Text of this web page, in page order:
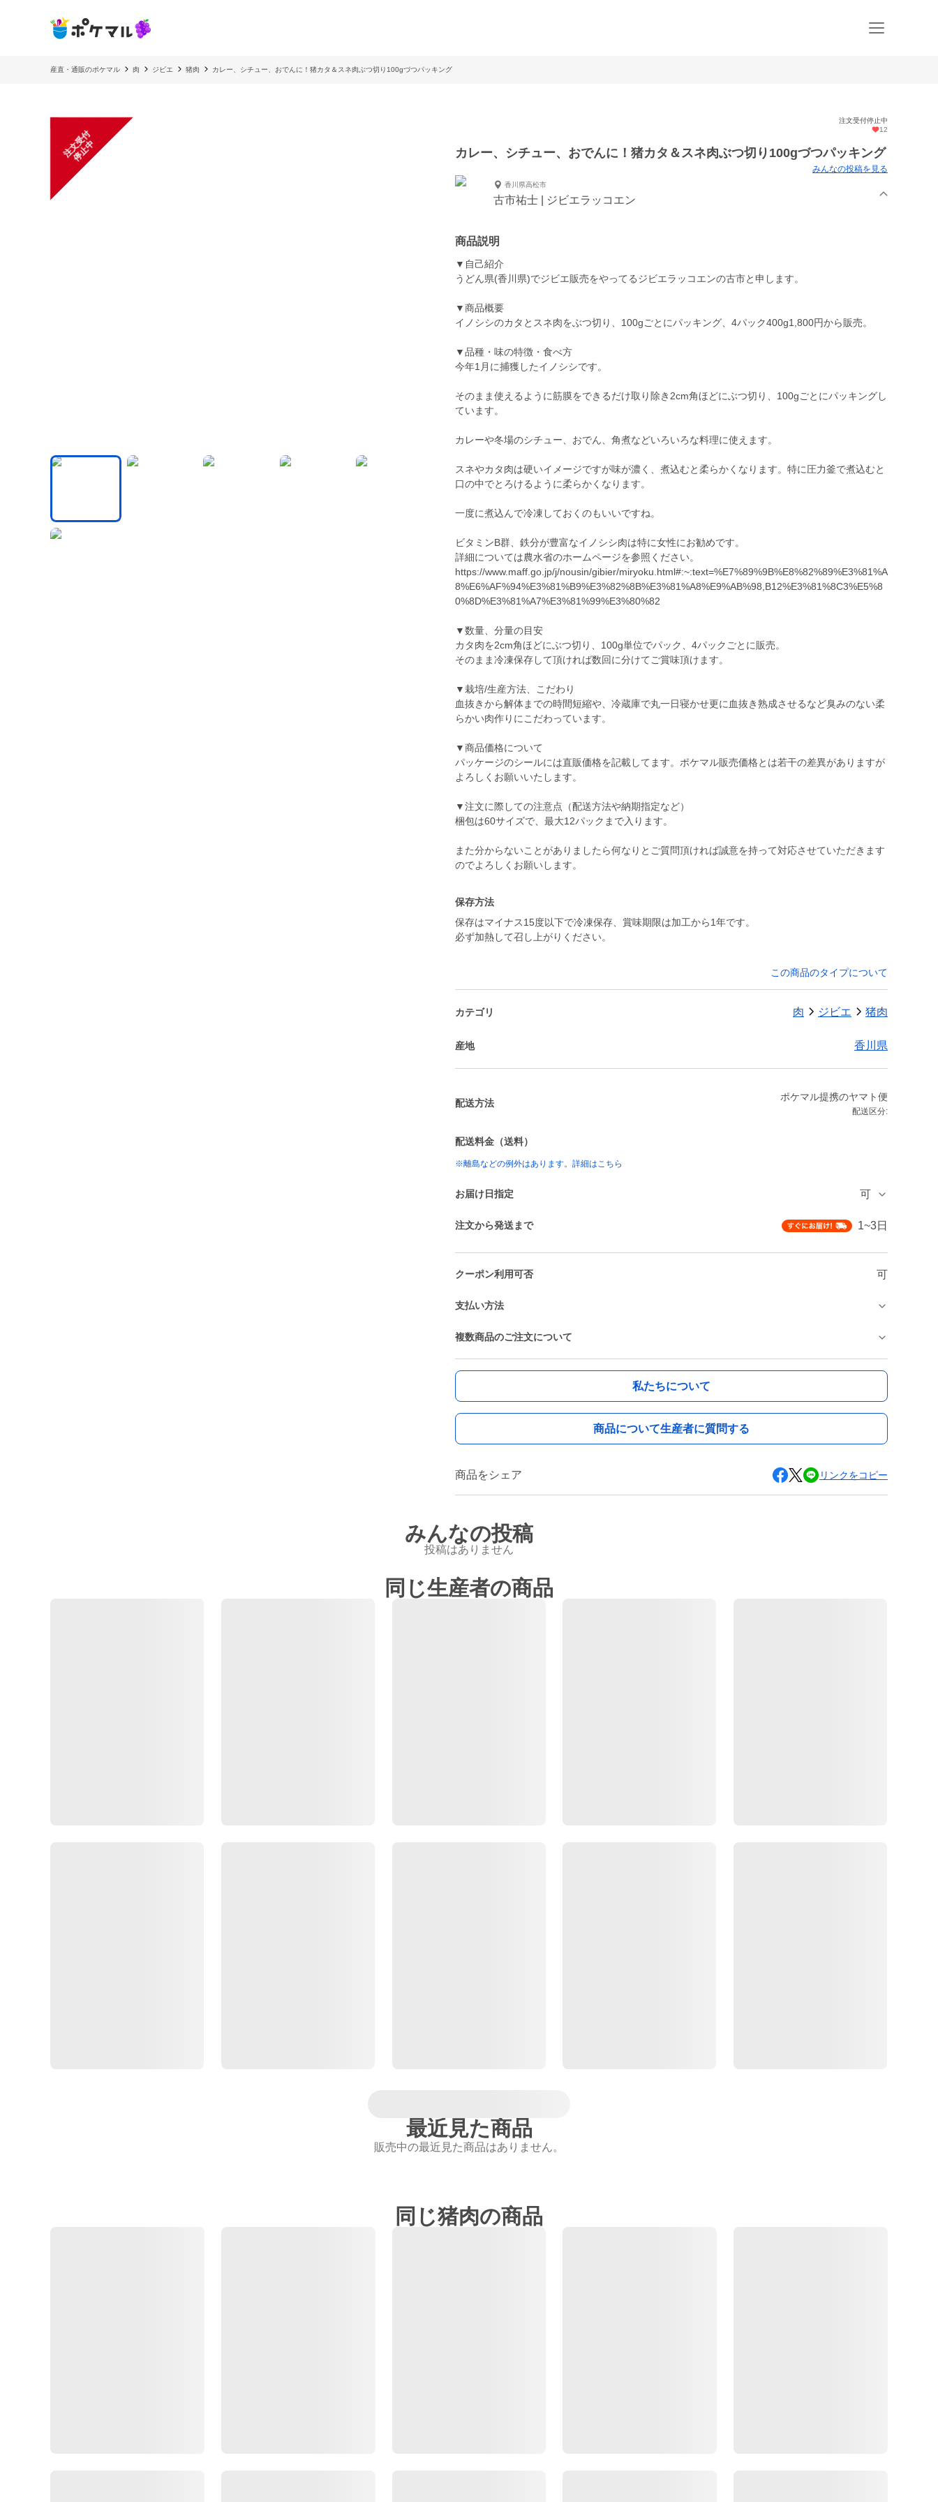
産直・通販のポケマル 肉 ジビエ 猪肉 カレー、シチュー、おでんに！猪カタ＆スネ肉ぶつ切り100gづつパッキング
注
文
受
付
停
止
中
注文受付停止中
12
カレー、シチュー、おでんに！猪カタ＆スネ肉ぶつ切り100gづつパッキング
みんなの投稿を見る
香川県高松市
古市祐士 | ジビエラッコエン
商品説明
▼自己紹介
うどん県(香川県)でジビエ販売をやってるジビエラッコエンの古市と申します。
▼商品概要
イノシシのカタとスネ肉をぶつ切り、100gごとにパッキング、4パック400g1,800円から販売。
▼品種・味の特徴・食べ方
今年1月に捕獲したイノシシです。
そのまま使えるように筋膜をできるだけ取り除き2cm角ほどにぶつ切り、100gごとにパッキングし
ています。
カレーや冬場のシチュー、おでん、角煮などいろいろな料理に使えます。
スネやカタ肉は硬いイメージですが味が濃く、煮込むと柔らかくなります。特に圧力釜で煮込むと
口の中でとろけるように柔らかくなります。
一度に煮込んで冷凍しておくのもいいですね。
ビタミンB群、鉄分が豊富なイノシシ肉は特に女性にお勧めです。
詳細については農水省のホームページを参照ください。
https://www.maff.go.jp/j/nousin/gibier/miryoku.html#:~:text=%E7%89%9B%E8%82%89%E3%81%A
8%E6%AF%94%E3%81%B9%E3%82%8B%E3%81%A8%E9%AB%98,B12%E3%81%8C3%E5%8
0%8D%E3%81%A7%E3%81%99%E3%80%82
▼数量、分量の目安
カタ肉を2cm角ほどにぶつ切り、100g単位でパック、4パックごとに販売。
そのまま冷凍保存して頂ければ数回に分けてご賞味頂けます。
▼栽培/生産方法、こだわり
血抜きから解体までの時間短縮や、冷蔵庫で丸一日寝かせ更に血抜き熟成させるなど臭みのない柔
らかい肉作りにこだわっています。
▼商品価格について
パッケージのシールには直販価格を記載してます。ポケマル販売価格とは若干の差異がありますが
よろしくお願いいたします。
▼注文に際しての注意点（配送方法や納期指定など）
梱包は60サイズで、最大12パックまで入ります。
また分からないことがありましたら何なりとご質問頂ければ誠意を持って対応させていただきます
のでよろしくお願いします。
保存方法
保存はマイナス15度以下で冷凍保存、賞味期限は加工から1年です。
必ず加熱して召し上がりください。
この商品のタイプについて
カテゴリ 肉 ジビエ 猪肉
産地 香川県
配送方法
ポケマル提携のヤマト便
配送区分:
配送料金（送料）
※離島などの例外はあります。詳細はこちら
お届け日指定 可
注文から発送まで 1~3日
クーポン利用可否 可
支払い方法
複数商品のご注文について
私たちについて
商品について生産者に質問する
商品をシェア リンクをコピー
みんなの投稿
投稿はありません
同じ生産者の商品
最近見た商品
販売中の最近見た商品はありません。
同じ猪肉の商品